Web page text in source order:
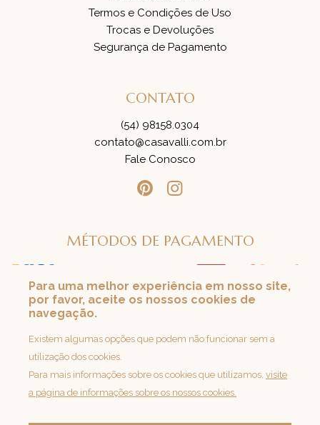
Termos e Condições de Uso
Trocas e Devoluções
Segurança de Pagamento
CONTATO
(54) 98158.0304
contato@casavalli.com.br
Fale Conosco
MÉTODOS DE PAGAMENTO
SEGURANÇA
Para uma melhor experiência em nosso site,
por favor, aceite os nossos cookies de
navegação.
Existem algumas opções que podem não funcionar sem a
utilização dos cookies.
Para mais informações sobre os cookies que utilizamos, visite
a página de informações sobre os nossos cookies.